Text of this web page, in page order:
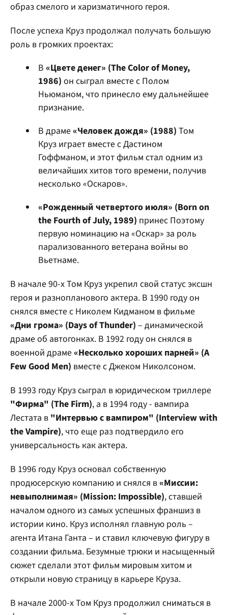
образ смелого и харизматичного героя.
После успеха Круз продолжал получать большую
роль в громких проектах:
В «Цвете денег» (The Color of Money,
1986) он сыграл вместе с Полом
Ньюманом, что принесло ему дальнейшее
признание.
В драме«Человек дождя» (1988) Том
Круз играет вместе с Дастином
Гоффманом, и этот фильм стал одним из
величайших хитов того времени, получив
несколько «Оскаров».
«Рожденный четвертого июля» (Born on
the Fourth of July, 1989) принес Поэтому
первую номинацию на «Оскар» за роль
парализованного ветерана войны во
Вьетнаме.
В начале 90-х Том Круз укрепил свой статус эксшн
героя и разнопланового актера. В 1990 году он
снялся вместе с Николем Кидманом в фильме
«Дни грома» (Days of Thunder) – динамической
драме об автогонках. В 1992 году он снялся в
военной драме«Несколько хороших парней» (A
Few Good Men) вместе с Джеком Николсоном.
В 1993 году Круз сыграл в юридическом триллере
"Фирма" (The Firm), а в 1994 году - вампира
Лестата в "Интервью с вампиром" (Interview with
the Vampire), что еще раз подтвердило его
универсальность как актера.
В 1996 году Круз основал собственную
продюсерскую компанию и снялся в«Миссии:
невыполнимая» (Mission: Impossible), ставшей
началом одного из самых успешных франшиз в
истории кино. Круз исполнял главную роль –
агента Итана Ганта – и ставил ключевую фигуру в
создании фильма. Безумные трюки и насыщенный
сюжет сделали этот фильм мировым хитом и
открыли новую страницу в карьере Круза.
В начале 2000-х Том Круз продолжил сниматься в